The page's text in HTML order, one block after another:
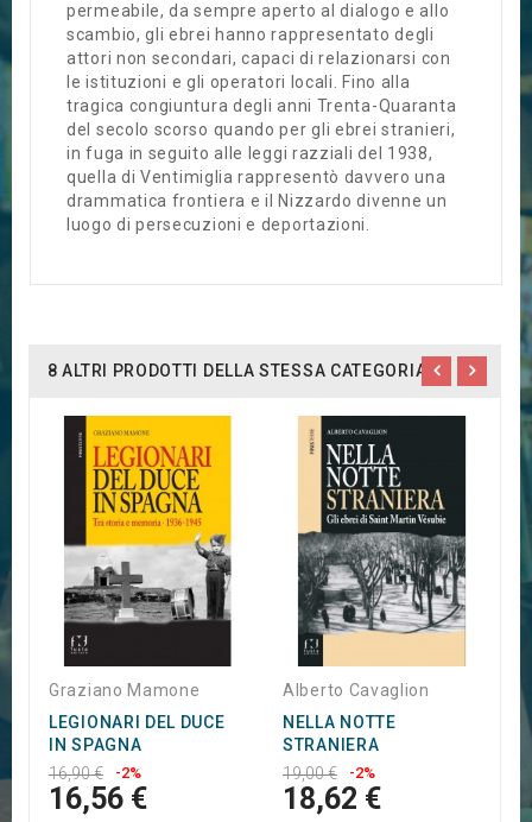
permeabile, da sempre aperto al dialogo e allo
scambio, gli ebrei hanno rappresentato degli
attori non secondari, capaci di relazionarsi con
le istituzioni e gli operatori locali. Fino alla
tragica congiuntura degli anni Trenta-Quaranta
del secolo scorso quando per gli ebrei stranieri,
in fuga in seguito alle leggi razziali del 1938,
quella di Ventimiglia rappresentò davvero una
drammatica frontiera e il Nizzardo divenne un
luogo di persecuzioni e deportazioni.
8 ALTRI PRODOTTI DELLA STESSA CATEGORIA:
Graziano Mamone
LEGIONARI DEL DUCE
IN SPAGNA
16,90 €
-2%
16,56 €
Alberto Cavaglion
NELLA NOTTE
STRANIERA
19,00 €
-2%
18,62 €